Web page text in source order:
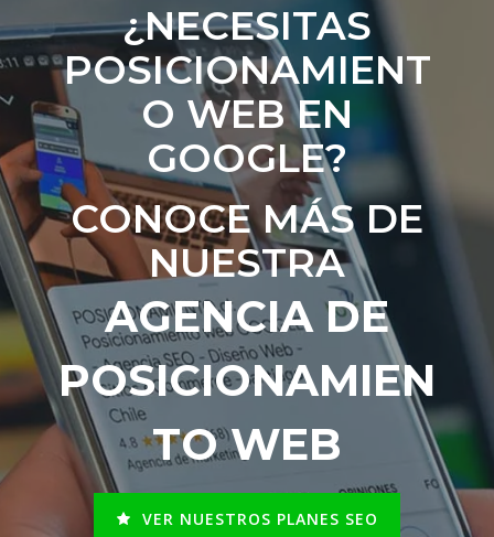
¿NECESITAS
POSICIONAMIENT
O WEB EN
GOOGLE?
CONOCE MÁS DE
NUESTRA
AGENCIA DE
POSICIONAMIEN
TO WEB
VER NUESTROS PLANES SEO